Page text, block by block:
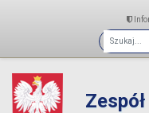
Fraza